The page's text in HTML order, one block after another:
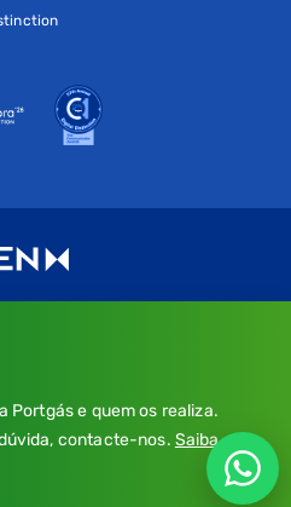
de Cookies.
horas, chamada grátis.
21h; chamada para a rede fixa
Portgás e quem os realiza.
contacte-nos. Saiba